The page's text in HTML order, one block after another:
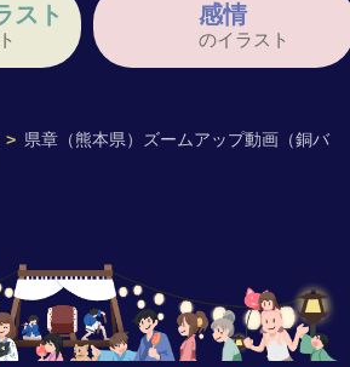
> 県章（熊本県）ズームアップ動画（銅バ
スト 感情
のイラスト